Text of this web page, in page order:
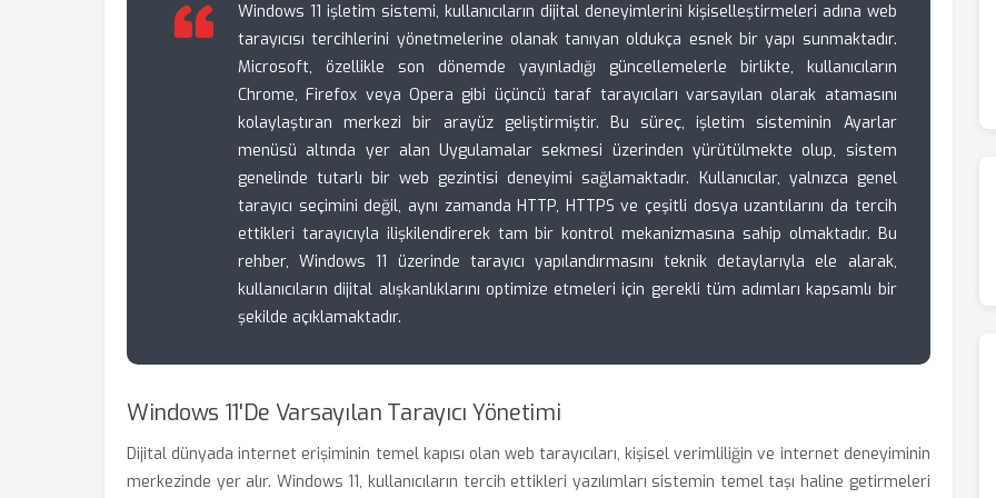
Windows 11 işletim sistemi, kullanıcıların dijital deneyimlerini kişiselleştirmeleri adına web
tarayıcısı tercihlerini yönetmelerine olanak tanıyan oldukça esnek bir yapı sunmaktadır.
Microsoft, özellikle son dönemde yayınladığı güncellemelerle birlikte, kullanıcıların
Chrome, Firefox veya Opera gibi üçüncü taraf tarayıcıları varsayılan olarak atamasını
kolaylaştıran merkezi bir arayüz geliştirmiştir. Bu süreç, işletim sisteminin Ayarlar
menüsü altında yer alan Uygulamalar sekmesi üzerinden yürütülmekte olup, sistem
genelinde tutarlı bir web gezintisi deneyimi sağlamaktadır. Kullanıcılar, yalnızca genel
tarayıcı seçimini değil, aynı zamanda HTTP, HTTPS ve çeşitli dosya uzantılarını da tercih
ettikleri tarayıcıyla ilişkilendirerek tam bir kontrol mekanizmasına sahip olmaktadır. Bu
rehber, Windows 11 üzerinde tarayıcı yapılandırmasını teknik detaylarıyla ele alarak,
kullanıcıların dijital alışkanlıklarını optimize etmeleri için gerekli tüm adımları kapsamlı bir
şekilde açıklamaktadır.
Windows 11'de Varsayılan Tarayıcı Yönetimi
Dijital dünyada internet erişiminin temel kapısı olan web tarayıcıları, kişisel verimliliğin ve internet deneyiminin
merkezinde yer alır. Windows 11, kullanıcıların tercih ettikleri yazılımları sistemin temel taşı haline getirmeleri